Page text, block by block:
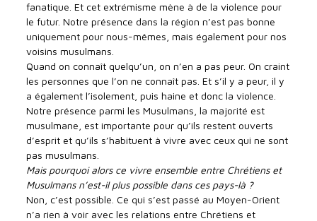
fanatique. Et cet extrémisme mène à de la violence pour
le futur. Notre présence dans la région n’est pas bonne
uniquement pour nous-mêmes, mais également pour nos
voisins musulmans.
Quand on connaît quelqu’un, on n’en a pas peur. On craint
les personnes que l’on ne connaît pas. Et s’il y a peur, il y
a également l’isolement, puis haine et donc la violence.
Notre présence parmi les Musulmans, la majorité est
musulmane, est importante pour qu’ils restent ouverts
d’esprit et qu’ils s’habituent à vivre avec ceux qui ne sont
pas musulmans.
Mais pourquoi alors ce vivre ensemble entre Chrétiens et
Musulmans n’est-il plus possible dans ces pays-là ?
Non, c’est possible. Ce qui s’est passé au Moyen-Orient
n’a rien à voir avec les relations entre Chrétiens et